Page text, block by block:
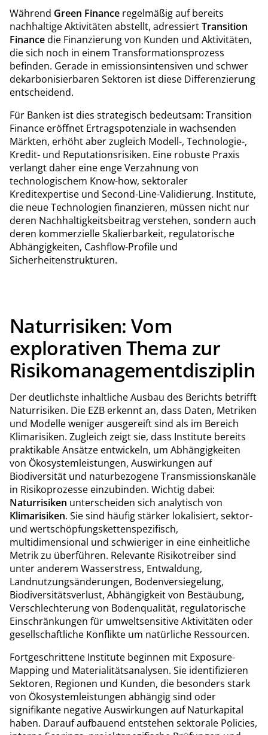
Während Green Finance regelmäßig auf bereits
nachhaltige Aktivitäten abstellt, adressiertTransition
Financedie Finanzierung von Kunden und Aktivitäten,
die sich noch in einem Transformationsprozess
befinden. Gerade in emissionsintensiven und schwer
dekarbonisierbaren Sektoren ist diese Differenzierung
entscheidend.
Für Banken ist dies strategisch bedeutsam: Transition
Finance eröffnet Ertragspotenziale in wachsenden
Märkten, erhöht aber zugleich Modell-, Technologie-,
Kredit- und Reputationsrisiken. Eine robuste Praxis
verlangt daher eine enge Verzahnung von
technologischem Know-how, sektoraler
Kreditexpertise und Second-Line-Validierung. Institute,
die neue Technologien finanzieren, müssen nicht nur
deren Nachhaltigkeitsbeitrag verstehen, sondern auch
deren kommerzielle Skalierbarkeit, regulatorische
Abhängigkeiten, Cashflow-Profile und
Sicherheitenstrukturen.
Naturrisiken: Vom
explorativen Thema zur
Risikomanagementdisziplin
Der deutlichste inhaltliche Ausbau des Berichts betrifft
Naturrisiken. Die EZB erkennt an, dass Daten, Metriken
und Modelle weniger ausgereift sind als im Bereich
Klimarisiken. Zugleich zeigt sie, dass Institute bereits
praktikable Ansätze entwickeln, um Abhängigkeiten
von Ökosystemleistungen, Auswirkungen auf
Biodiversität und naturbezogene Transmissionskanäle
in Risikoprozesse einzubinden. Wichtig dabei:
Naturrisiken unterscheiden sich analytisch von
Klimarisiken. Sie sind häufig stärker lokalisiert, sektor-
und wertschöpfungskettenspezifisch,
multidimensional und schwieriger in eine einheitliche
Metrik zu überführen. Relevante Risikotreiber sind
unter anderem Wasserstress, Entwaldung,
Landnutzungsänderungen, Bodenversiegelung,
Biodiversitätsverlust, Abhängigkeit von Bestäubung,
Verschlechterung von Bodenqualität, regulatorische
Einschränkungen für umweltsensitive Aktivitäten oder
gesellschaftliche Konflikte um natürliche Ressourcen.
Fortgeschrittene Institute beginnen mit Exposure-
Mapping und Materialitätsanalysen. Sie identifizieren
Sektoren, Regionen und Kunden, die besonders stark
von Ökosystemleistungen abhängig sind oder
signifikante negative Auswirkungen auf Naturkapital
haben. Darauf aufbauend entstehen sektorale Policies,